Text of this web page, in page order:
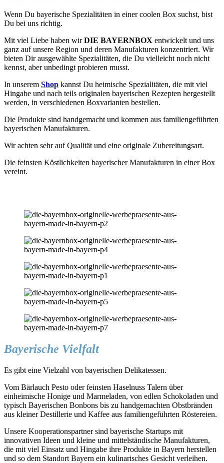
Wenn Du bayerische Spezialitäten in einer coolen Box suchst, bist
Du bei uns richtig.
Mit viel Liebe haben wirDIE BAYERNBOX entwickelt und uns
ganz auf unsere Region und deren Manufakturen konzentriert. Wir
bieten Dir ausgewählte Spezialitäten, die Du vielleicht noch nicht
kennst, aber unbedingt probieren musst.
In unserem Shop kannst Du heimische Spezialitäten, die mit viel
Hingabe und nach teils originalen bayerischen Rezepten hergestellt
werden, in verschiedenen Boxvarianten bestellen.
Die Produkte sind handgemacht und kommen aus familiengeführten
bayerischen Manufakturen.
Wir achten sehr auf Qualität und eine originale Zubereitungsart.
Die feinsten Köstlichkeiten bayerischer Manufakturen in einer Box
vereint.
Bayerische Vielfalt
Es gibt eine Vielzahl von bayerischen Delikatessen.
Vom Bärlauch Pesto oder feinsten Haselnuss Talern über
einheimische Honige und Marmeladen, von edlen Schokoladen und
typisch Bayerischen Bonbons bis zu handgemachten Obstbränden
aus kleiner Destillerie und Kaffee aus familiengeführten Röstereien.
Unsere Kooperationspartner sind bayerische Startups mit
innovativen Ideen und kleine und mittelständische Manufakturen,
die mit viel Einsatz und Hingabe ihre Produkte in Bayern herstellen
und so dem Standort Bayern ein kulinarisches Gesicht verleihen.